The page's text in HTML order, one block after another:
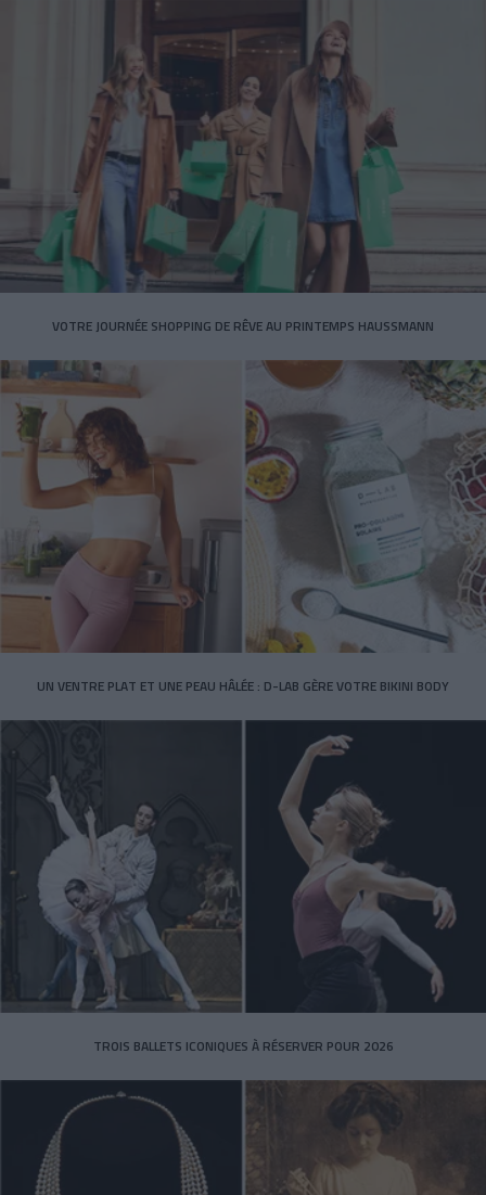
VOTRE JOURNÉE SHOPPING DE RÊVE AU PRINTEMPS HAUSSMANN
UN VENTRE PLAT ET UNE PEAU HÂLÉE : D-LAB GÈRE VOTRE BIKINI BODY
TROIS BALLETS ICONIQUES À RÉSERVER POUR 2026